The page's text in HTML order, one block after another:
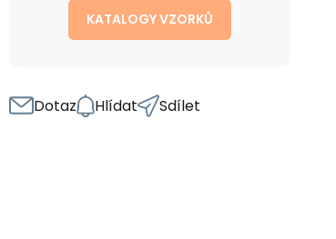
KATALOGY VZORKŮ
Dotaz Hlídat Sdílet